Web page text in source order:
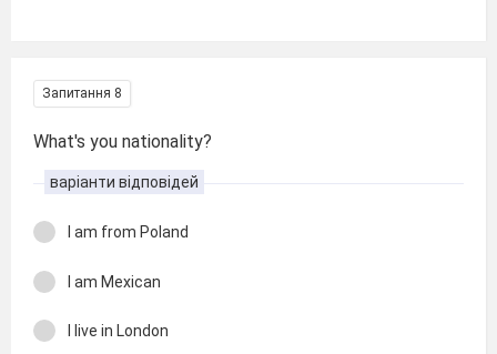
Запитання 8
What's you nationality?
варіанти відповідей
I am from Poland
I am Mexican
I live in London